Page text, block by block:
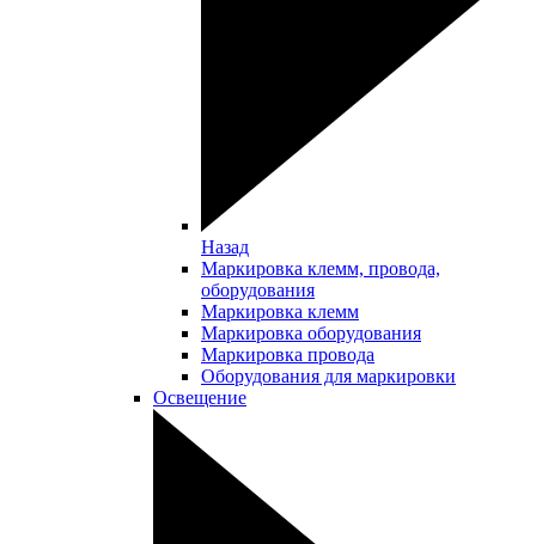
Назад
Маркировка клемм, провода,
оборудования
Маркировка клемм
Маркировка оборудования
Маркировка провода
Оборудования для маркировки
Освещение